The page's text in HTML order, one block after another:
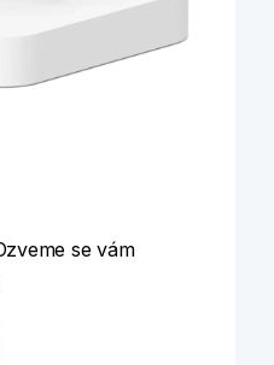
se vám